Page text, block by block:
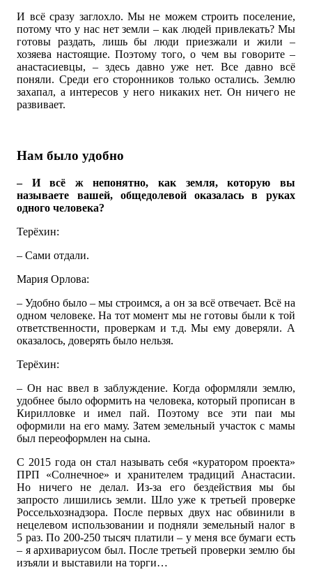
И всё сразу заглохло. Мы не можем строить поселение,
потому что у нас нет земли – как людей привлекать? Мы
готовы раздать, лишь бы люди приезжали и жили –
хозяева настоящие. Поэтому того, о чем вы говорите –
анастасиевцы, – здесь давно уже нет. Все давно всё
поняли. Среди его сторонников только остались. Землю
захапал, а интересов у него никаких нет. Он ничего не
развивает.
Нам было удобно
– И всё ж непонятно, как земля, которую вы
называете вашей, общедолевой оказалась в руках
одного человека?
Терёхин:
– Сами отдали.
Мария Орлова:
– Удобно было – мы строимся, а он за всё отвечает. Всё на
одном человеке. На тот момент мы не готовы были к той
ответственности, проверкам и т.д. Мы ему доверяли. А
оказалось, доверять было нельзя.
Терёхин:
– Он нас ввел в заблуждение. Когда оформляли землю,
удобнее было оформить на человека, который прописан в
Кирилловке и имел пай. Поэтому все эти паи мы
оформили на его маму. Затем земельный участок с мамы
был переоформлен на сына.
С 2015 года он стал называть себя «куратором проекта»
ПРП «Солнечное» и хранителем традиций Анастасии.
Но ничего не делал. Из-за его бездействия мы бы
запросто лишились земли. Шло уже к третьей проверке
Россельхознадзора. После первых двух нас обвинили в
нецелевом использовании и подняли земельный налог в
5 раз. По 200-250 тысяч платили – у меня все бумаги есть
– я архивариусом был. После третьей проверки землю бы
изъяли и выставили на торги…